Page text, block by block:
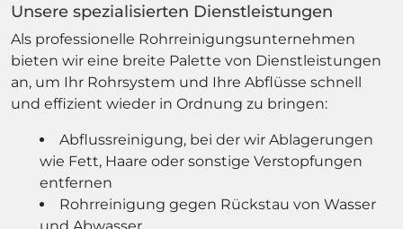
Unsere spezialisierten Dienstleistungen
Als professionelle Rohrreinigungsunternehmen
bieten wir eine breite Palette von Dienstleistungen
an, um Ihr Rohrsystem und Ihre Abflüsse schnell
und effizient wieder in Ordnung zu bringen:
Abflussreinigung, bei der wir Ablagerungen
wie Fett, Haare oder sonstige Verstopfungen
entfernen
Rohrreinigung gegen Rückstau von Wasser